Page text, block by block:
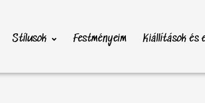
Stílusok Festményeim Kiállítások és